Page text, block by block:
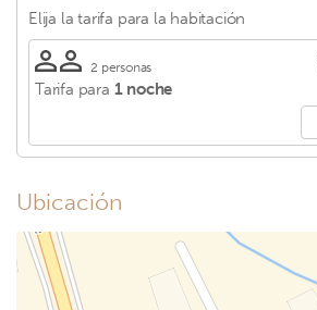
Elija la tarifa para la habitación
2 personas
Tarifa para 1 noche
Ubicación